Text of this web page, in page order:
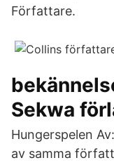
Författare.
Sekwa
Hungerspelen
av samma